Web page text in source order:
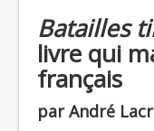
Batailles
livre qui
français
par André